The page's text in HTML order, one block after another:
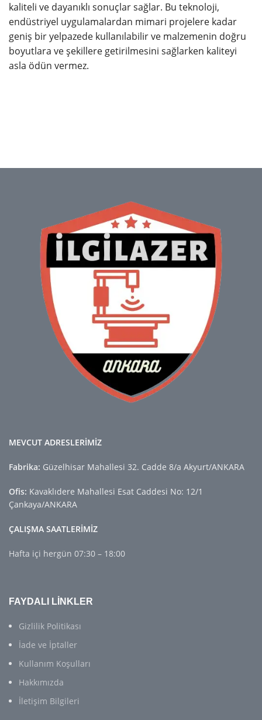
kaliteli ve dayanıklı sonuçlar sağlar. Bu teknoloji,
endüstriyel uygulamalardan mimari projelere kadar
geniş bir yelpazede kullanılabilir ve malzemenin doğru
boyutlara ve şekillere getirilmesini sağlarken kaliteyi
asla ödün vermez.
MEVCUT ADRESLERİMİZ
Fabrika: Güzelhisar Mahallesi 32. Cadde 8/a Akyurt/ANKARA
Ofis: Kavaklıdere Mahallesi Esat Caddesi No: 12/1
Çankaya/ANKARA
ÇALIŞMA SAATLERİMİZ
Hafta içi hergün 07:30 – 18:00
FAYDALI LİNKLER
Gizlilik Politikası
İade ve İptaller
Kullanım Koşulları
Hakkımızda
İletişim Bilgileri